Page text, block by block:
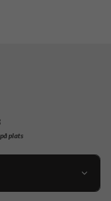
plats